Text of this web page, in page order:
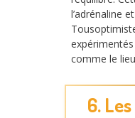
l’adrénaline
comme le
6.